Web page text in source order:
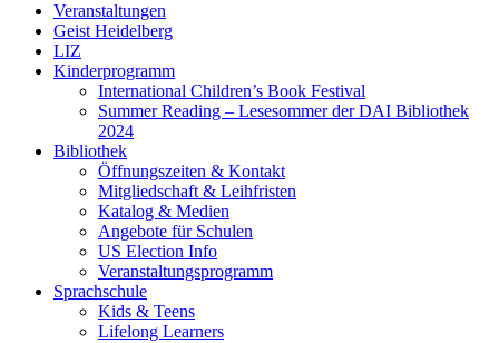
Veranstaltungen
Geist Heidelberg
LIZ
Kinderprogramm
International Children’s Book Festival
Summer Reading – Lesesommer der DAI Bibliothek
2024
Bibliothek
Öffnungszeiten & Kontakt
Mitgliedschaft & Leihfristen
Katalog & Medien
Angebote für Schulen
US Election Info
Veranstaltungsprogramm
Sprachschule
Kids & Teens
Lifelong Learners